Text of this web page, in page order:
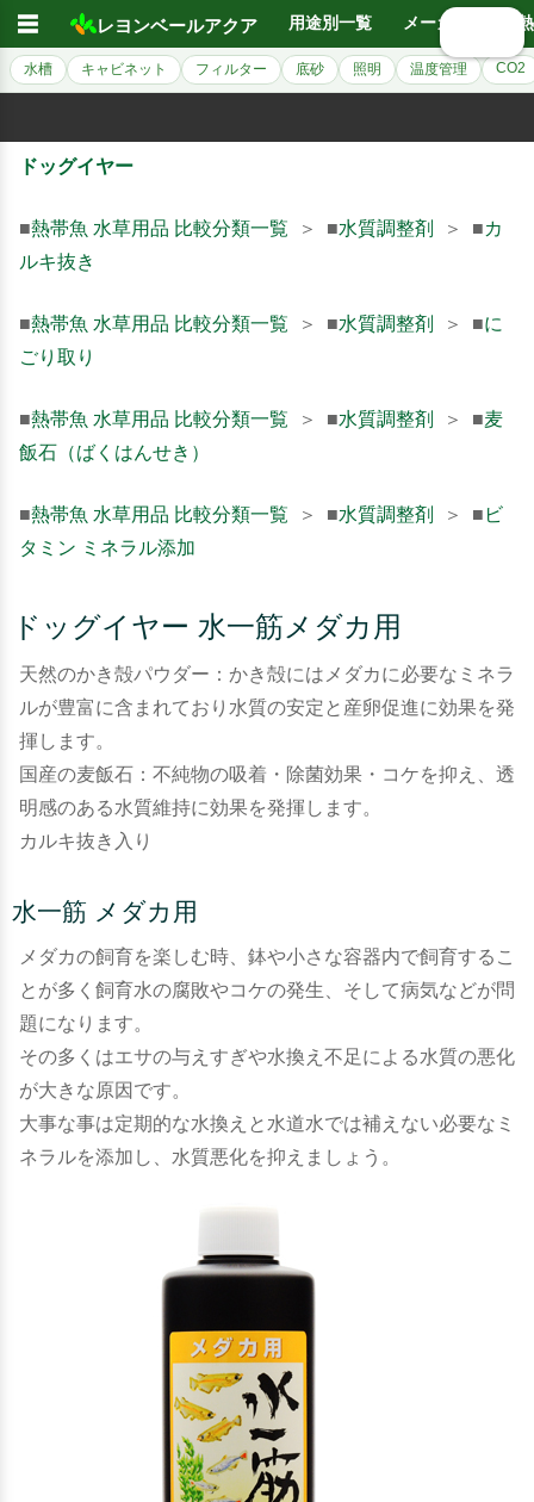
☰ レヨンベールアクア 用途別一覧 メーカー別
水槽 キャビネット フィルター 底砂 照明 温度管理 CO2
ドッグイヤー
■熱帯魚 水草用品 比較分類一覧 ＞ ■水質調整剤 ＞ ■カ
ルキ抜き
■熱帯魚 水草用品 比較分類一覧 ＞ ■水質調整剤 ＞ ■に
ごり取り
■熱帯魚 水草用品 比較分類一覧 ＞ ■水質調整剤 ＞ ■麦
飯石（ばくはんせき）
■熱帯魚 水草用品 比較分類一覧 ＞ ■水質調整剤 ＞ ■ ビ
タミン ミネラル添加
ドッグイヤー 水一筋メダカ用
天然のかき殻パウダー：かき殻にはメダカに必要なミネラ
ルが豊富に含まれており水質の安定と産卵促進に効果を発
揮します。
国産の麦飯石：不純物の吸着・除菌効果・コケを抑え、透
明感のある水質維持に効果を発揮します。
カルキ抜き入り
水一筋 メダカ用
メダカの飼育を楽しむ時、鉢や小さな容器内で飼育するこ
とが多く飼育水の腐敗やコケの発生、そして病気などが問
題になります。
その多くはエサの与えすぎや水換え不足による水質の悪化
が大きな原因です。
大事な事は定期的な水換えと水道水では補えない必要なミ
ネラルを添加し、水質悪化を抑えましょう。